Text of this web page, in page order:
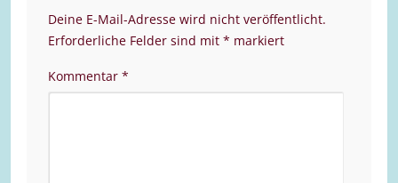
Deine E-Mail-Adresse wird nicht veröffentlicht.
Erforderliche Felder sind mit * markiert
Kommentar *